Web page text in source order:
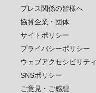
プレス関係の皆様へ
協賛企業・団体
サイトポリシー
プライバシーポリシー
ウェブアクセシビリティ
SNSポリシー
ご意見・ご感想